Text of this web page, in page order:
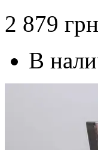
2 879
В